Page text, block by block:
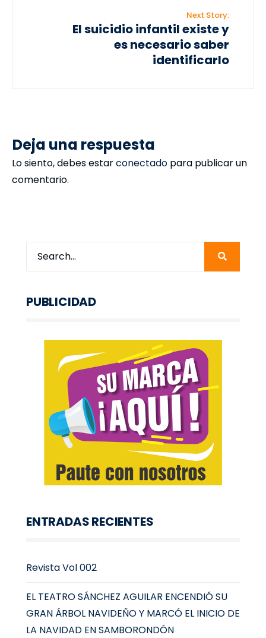
Next Story:
El suicidio infantil existe y
es necesario saber
identificarlo
Deja una respuesta
Lo siento, debes estarconectado para publicar un
comentario.
PUBLICIDAD
ENTRADAS RECIENTES
Revista Vol 002
EL TEATRO SÁNCHEZ AGUILAR ENCENDIÓ SU
GRAN ÁRBOL NAVIDEÑO Y MARCÓ EL INICIO DE
LA NAVIDAD EN SAMBORONDÓN